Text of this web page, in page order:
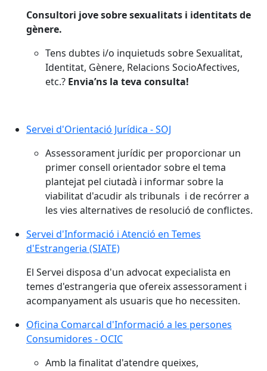
Consultori jove sobre sexualitats i identitats de
gènere.
Tens dubtes i/o inquietuds sobre Sexualitat,
Identitat, Gènere, Relacions SocioAfectives,
etc.? Envia’ns la teva consulta!
Servei d'Orientació Jurídica - SOJ
Assessorament jurídic per proporcionar un
primer consell orientador sobre el tema
plantejat pel ciutadà i informar sobre la
viabilitat d'acudir als tribunals i de recórrer a
les vies alternatives de resolució de conflictes.
Servei d'Informació i Atenció en Temes
d'Estrangeria (SIATE)
El Servei disposa d'un advocat expecialista en
temes d'estrangeria que ofereix assessorament i
acompanyament als usuaris que ho necessiten.
Oficina Comarcal d'Informació a les persones
Consumidores - OCIC
Amb la finalitat d'atendre queixes,